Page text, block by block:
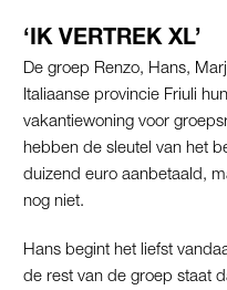
‘IK VERTREK XL’
De groep Renzo, Hans,
Italiaanse provincie Friuli
vakantiewoning voor
hebben de sleutel van het
duizend euro aanbetaald,
nog niet.
Hans begint het liefst
de rest van de groep staat